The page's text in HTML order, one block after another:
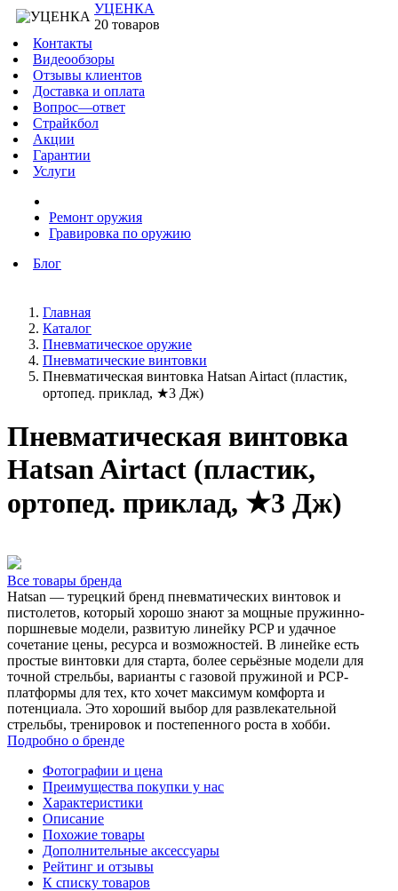
УЦЕНКА
20 товаров
Контакты
Видеообзоры
Отзывы клиентов
Доставка и оплата
Вопрос—ответ
Страйкбол
Акции
Гарантии
Услуги
Ремонт оружия
Гравировка по оружию
Блог
Главная
Каталог
Пневматическое оружие
Пневматические винтовки
Пневматическая винтовка Hatsan Airtact (пластик,
ортопед. приклад, ★3 Дж)
Пневматическая винтовка
Hatsan Airtact (пластик,
ортопед. приклад, ★3 Дж)
Все товары бренда
Hatsan — турецкий бренд пневматических винтовок и
пистолетов, который хорошо знают за мощные пружинно-
поршневые модели, развитую линейку PCP и удачное
сочетание цены, ресурса и возможностей. В линейке есть
простые винтовки для старта, более серьёзные модели для
точной стрельбы, варианты с газовой пружиной и PCP-
платформы для тех, кто хочет максимум комфорта и
потенциала. Это хороший выбор для развлекательной
стрельбы, тренировок и постепенного роста в хобби.
Подробно о бренде
Фотографии и цена
Преимущества покупки у нас
Характеристики
Описание
Похожие товары
Дополнительные аксессуары
Рейтинг и отзывы
К списку товаров